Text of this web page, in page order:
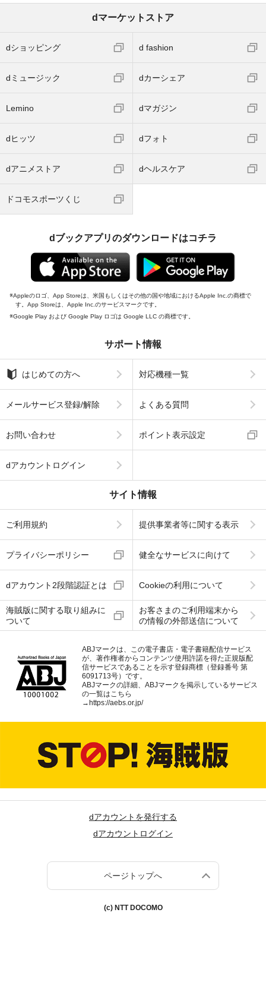
dマーケットストア
dショッピング d fashion
dミュージック dカーシェア
Lemino dマガジン
dヒッツ dフォト
dアニメストア dヘルスケア
ドコモスポーツくじ
dブックアプリのダウンロードはコチラ
Appleのロゴ、App Storeは、米国もしくはその他の国や地域におけるApple Inc.の商標で
す。App Storeは、Apple Inc.のサービスマークです。
Google Play および Google Play ロゴは Google LLC の商標です。
サポート情報
はじめての方へ 対応機種一覧
メールサービス登録/解除 よくある質問
お問い合わせ ポイント表示設定
dアカウントログイン
サイト情報
ご利用規約 提供事業者等に関する表示
プライバシーポリシー 健全なサービスに向けて
dアカウント2段階認証とは Cookieの利用について
海賊版に関する取り組みに
ついて
お客さまのご利用端末から
の情報の外部送信について
ABJマークは、この電子書店・電子書籍配信サービス
が、著作権者からコンテンツ使用許諾を得た正規版配
信サービスであることを示す登録商標（登録番号 第
6091713号）です。
ABJマークの詳細、ABJマークを掲示しているサービス
の一覧はこちら
→ https://aebs.or.jp/
dアカウントを発行する
dアカウントログイン
ページトップへ
(c) NTT DOCOMO